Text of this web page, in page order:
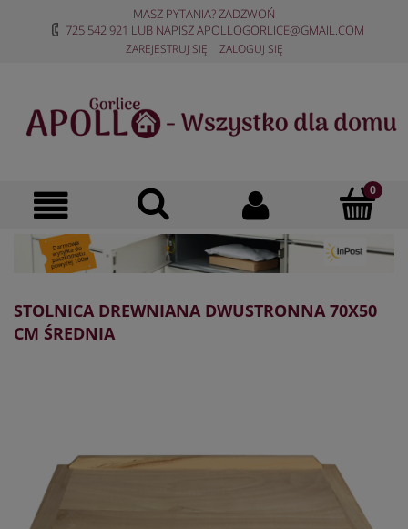
MASZ PYTANIA? ZADZWOŃ
725 542 921 LUB NAPISZAPOLLOGORLICE@GMAIL.COM
ZAREJESTRUJ SIĘ ZALOGUJ SIĘ
STOLNICA DREWNIANA DWUSTRONNA 70X50
CM ŚREDNIA